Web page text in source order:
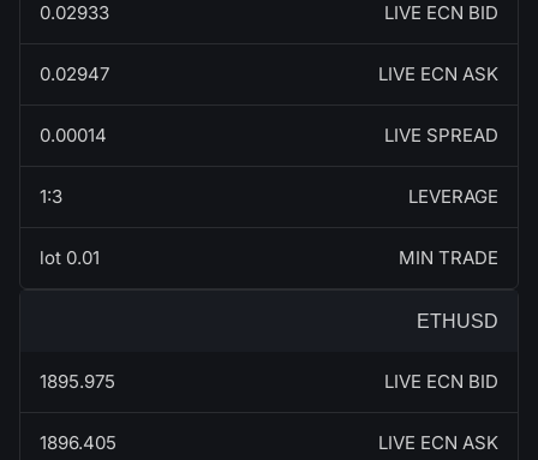
LIVE ECN BID
0.02933
LIVE ECN ASK
0.02947
LIVE SPREAD
0.00014
LEVERAGE
1:3
MIN TRADE
0.01 lot
ETHUSD
LIVE ECN BID
1895.975
LIVE ECN ASK
1896.405